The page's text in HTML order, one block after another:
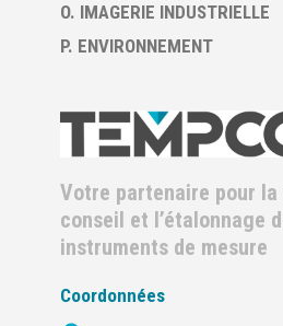
O. IMAGERIE INDUSTRIELLE
P. ENVIRONNEMENT
Votre partenaire pour la
conseil et l’étalonnage
instruments de mesure
Coordonnées